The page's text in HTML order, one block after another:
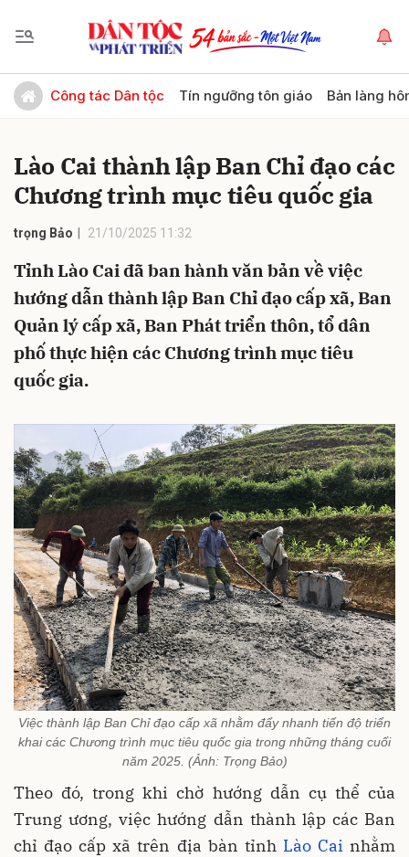
Công tác Dân tộc Tín ngưỡng tôn giáo Bản làng
Lào Cai thành lập Ban Chỉ đạo các
Chương trình mục tiêu quốc gia
trọng Bảo 21/10/2025 11:32
Tỉnh Lào Cai đã ban hành văn bản về việc
hướng dẫn thành lập Ban Chỉ đạo cấp xã, Ban
Quản lý cấp xã, Ban Phát triển thôn, tổ dân
phố thực hiện các Chương trình mục tiêu
quốc gia.
Việc thành lập Ban Chỉ đạo cấp xã nhằm đẩy nhanh tiến độ triển
khai các Chương trình mục tiêu quốc gia trong những tháng cuối
năm 2025. (Ảnh: Trọng Bảo)
Theo đó, trong khi chờ hướng dẫn cụ thể của
Trung ương, việc hướng dẫn thành lập các Ban
chỉ đạo cấp xã trên địa bàn tỉnh Lào Cai nhằm
Gửi bình luận
Hủy Gửi